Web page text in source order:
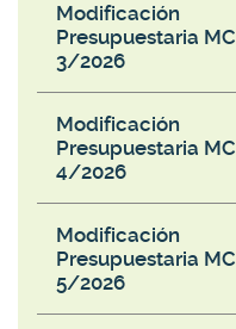
Modificación
Presupuestaria MC
3/2026
Modificación
Presupuestaria MC
4/2026
Modificación
Presupuestaria MC
5/2026